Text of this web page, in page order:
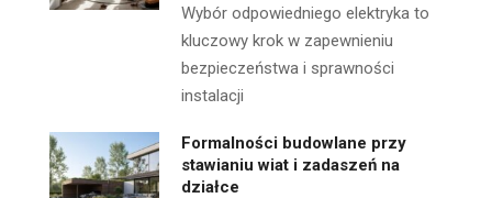
Wybór odpowiedniego elektryka to
kluczowy krok w zapewnieniu
bezpieczeństwa i sprawności
instalacji
Formalności budowlane przy
stawianiu wiat i zadaszeń na
działce